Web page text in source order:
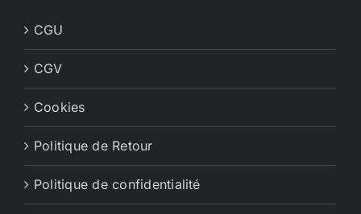
CGU
CGV
Cookies
Politique de Retour
Politique de confidentialité